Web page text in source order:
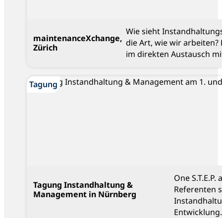
maintenanceXchange,
Zürich
Wie sieht
die Art, wie wir
im direkten Austausch
Blog
Tagung
Tagung Instandhaltung &
Management in Nürnberg
One
Referenten